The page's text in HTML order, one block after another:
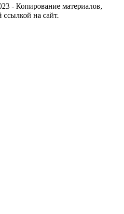
- Копирование материалов,
ссылкой на сайт.